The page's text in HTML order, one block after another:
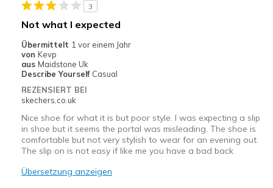
3
Not what I expected
Übermittelt 1 vor einem Jahr
von Kevp
aus Maidstone Uk
Describe Yourself Casual
REZENSIERT BEI
skechers.co.uk
Nice shoe for what it is but poor style. I was expecting a slip
in shoe but it seems the portal was misleading. The shoe is
comfortable but not very stylish to wear for an evening out.
The slip on is not easy if like me you have a bad back
Übersetzung anzeigen